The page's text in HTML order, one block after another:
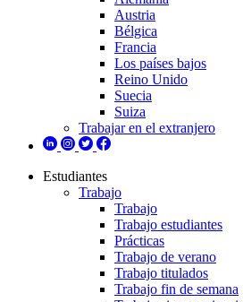
Austria
Bélgica
Francia
Los países bajos
Reino Unido
Suecia
Suiza
Trabajar en el extranjero
Estudiantes
Trabajo
Trabajo
Trabajo estudiantes
Prácticas
Trabajo de verano
Trabajo titulados
Trabajo fin de semana